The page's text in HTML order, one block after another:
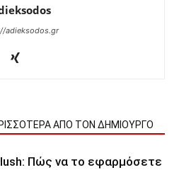
adieksodos.gr
ΑΠΟ ΤΟΝ ΔΗΜΙΟΥΡΓΟ
Πώς να το εφαρμόσετε